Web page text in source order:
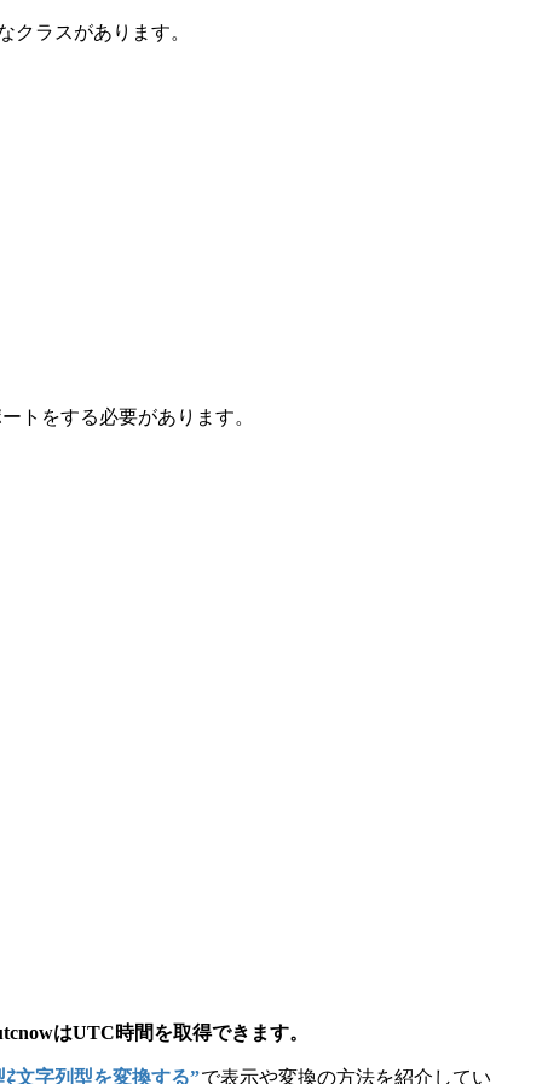
クラスがあります。
トをする必要があります。
はUTC時間を取得できます。
⇄文字列型を変換する”で表示や変換の方法を紹介してい